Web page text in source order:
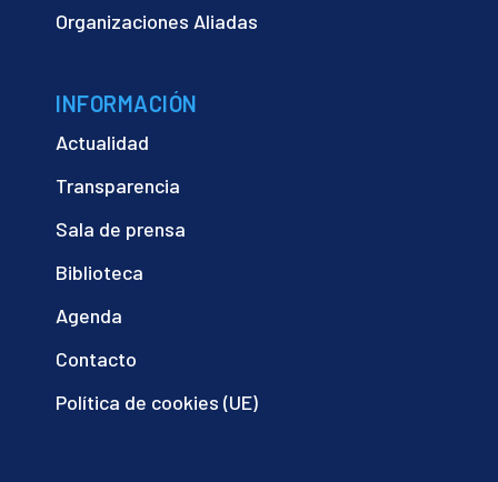
Organizaciones Aliadas
INFORMACIÓN
Actualidad
Transparencia
Sala de prensa
Biblioteca
Agenda
Contacto
Política de cookies (UE)